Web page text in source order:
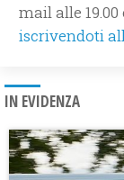
mail alle
iscrivendoti
IN EVIDENZA